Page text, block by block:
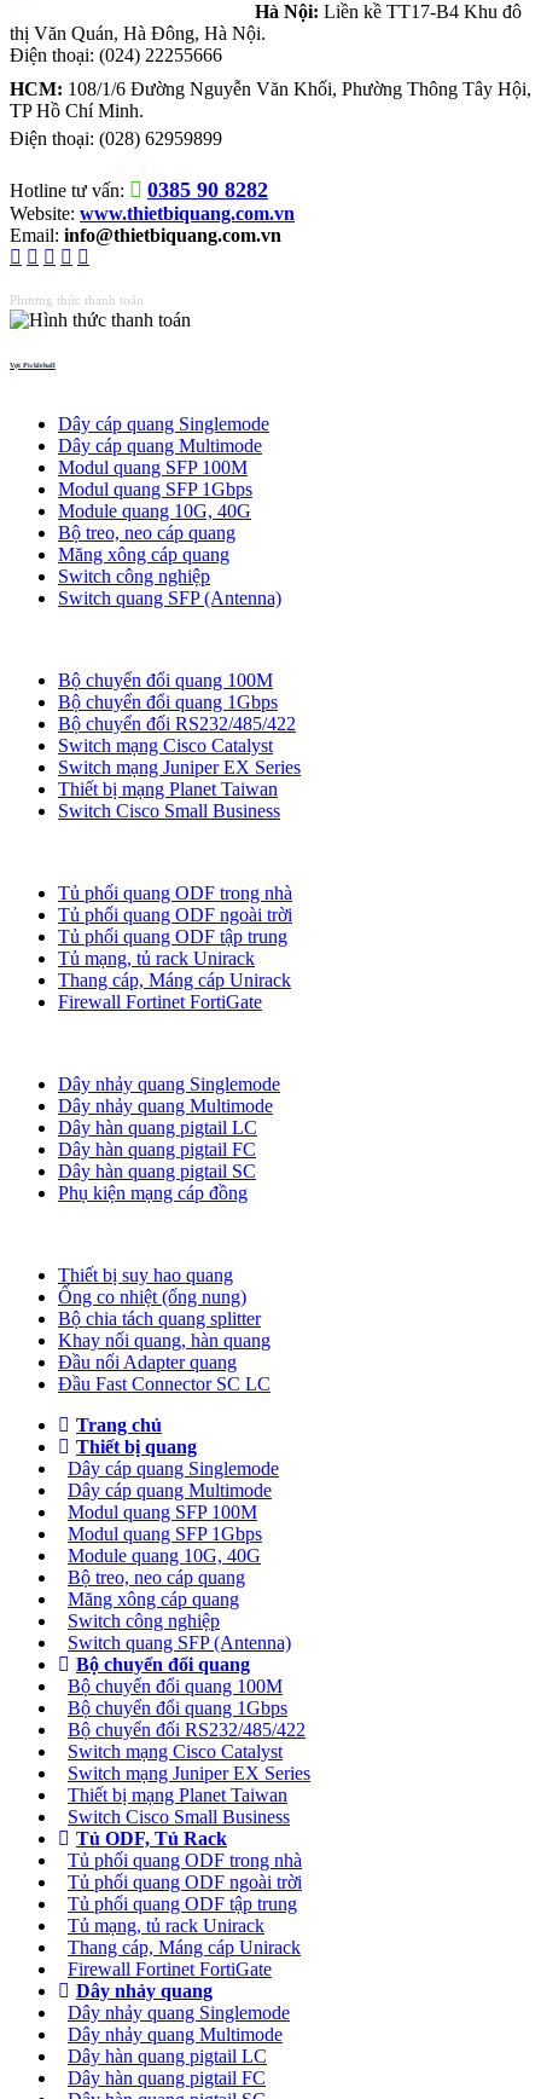
Hà Nội: Liền kề TT17-B4 Khu đô
thị Văn Quán, Hà Đông, Hà Nội.
Điện thoại: (024) 22255666
HCM: 108/1/6 Đường Nguyễn Văn Khối, Phường Thông Tây Hội,
TP Hồ Chí Minh.
Điện thoại: (028) 62959899
Hotline tư vấn: 0385 90 8282
Website: www.thietbiquang.com.vn
Email: info@thietbiquang.com.vn
Phương thức thanh toán
Vợt Pickleball
Dây cáp quang Singlemode
Dây cáp quang Multimode
Modul quang SFP 100M
Modul quang SFP 1Gbps
Module quang 10G, 40G
Bộ treo, neo cáp quang
Măng xông cáp quang
Switch công nghiệp
Switch quang SFP (Antenna)
Bộ chuyển đổi quang 100M
Bộ chuyển đổi quang 1Gbps
Bộ chuyển đối RS232/485/422
Switch mạng Cisco Catalyst
Switch mạng Juniper EX Series
Thiết bị mạng Planet Taiwan
Switch Cisco Small Business
Tủ phối quang ODF trong nhà
Tủ phối quang ODF ngoài trời
Tủ phối quang ODF tập trung
Tủ mạng, tủ rack Unirack
Thang cáp, Máng cáp Unirack
Firewall Fortinet FortiGate
Dây nhảy quang Singlemode
Dây nhảy quang Multimode
Dây hàn quang pigtail LC
Dây hàn quang pigtail FC
Dây hàn quang pigtail SC
Phụ kiện mạng cáp đồng
Thiết bị suy hao quang
Ống co nhiệt (ống nung)
Bộ chia tách quang splitter
Khay nối quang, hàn quang
Đầu nối Adapter quang
Đầu Fast Connector SC LC
Trang chủ
Thiết bị quang
Dây cáp quang Singlemode
Dây cáp quang Multimode
Modul quang SFP 100M
Modul quang SFP 1Gbps
Module quang 10G, 40G
Bộ treo, neo cáp quang
Măng xông cáp quang
Switch công nghiệp
Switch quang SFP (Antenna)
Bộ chuyển đổi quang
Bộ chuyển đổi quang 100M
Bộ chuyển đổi quang 1Gbps
Bộ chuyển đối RS232/485/422
Switch mạng Cisco Catalyst
Switch mạng Juniper EX Series
Thiết bị mạng Planet Taiwan
Switch Cisco Small Business
Tủ ODF, Tủ Rack
Tủ phối quang ODF trong nhà
Tủ phối quang ODF ngoài trời
Tủ phối quang ODF tập trung
Tủ mạng, tủ rack Unirack
Thang cáp, Máng cáp Unirack
Firewall Fortinet FortiGate
Dây nhảy quang
Dây nhảy quang Singlemode
Dây nhảy quang Multimode
Dây hàn quang pigtail LC
Dây hàn quang pigtail FC